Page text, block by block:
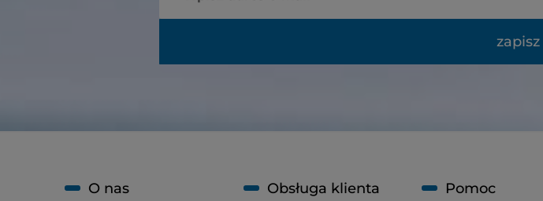
zapisz
O nas Obsługa klienta Pomoc